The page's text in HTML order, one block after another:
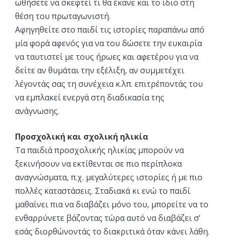
ωθήσετε να σκεφτεί τι θα έκανε και το ίδιο στη
θέση του πρωταγωνιστή.
Αφηγηθείτε στο παιδί τις ιστορίες παραπάνω από
μία φορά αφενός για να του δώσετε την ευκαιρία
να ταυτιστεί με τους ήρωες και αφετέρου για να
δείτε αν θυμάται την εξέλιξη, αν συμμετέχει
λέγοντάς σας τη συνέχεια κ.λπ. επιτρέποντάς του
να εμπλακεί ενεργά στη διαδικασία της
ανάγνωσης.
Προσχολική και σχολική ηλικία
Τα παιδιά προσχολικής ηλικίας μπορούν να
ξεκινήσουν να εκτίθενται σε πιο περίπλοκα
αναγνώσματα, π.χ. μεγαλύτερες ιστορίες ή με πιο
πολλές καταστάσεις. Σταδιακά κι ενώ το παιδί
μαθαίνει πια να διαβάζει μόνο του, μπορείτε να το
ενθαρρύνετε βάζοντας τώρα αυτό να διαβάζει σ’
εσάς διορθώνοντάς το διακριτικά όταν κάνει λάθη.